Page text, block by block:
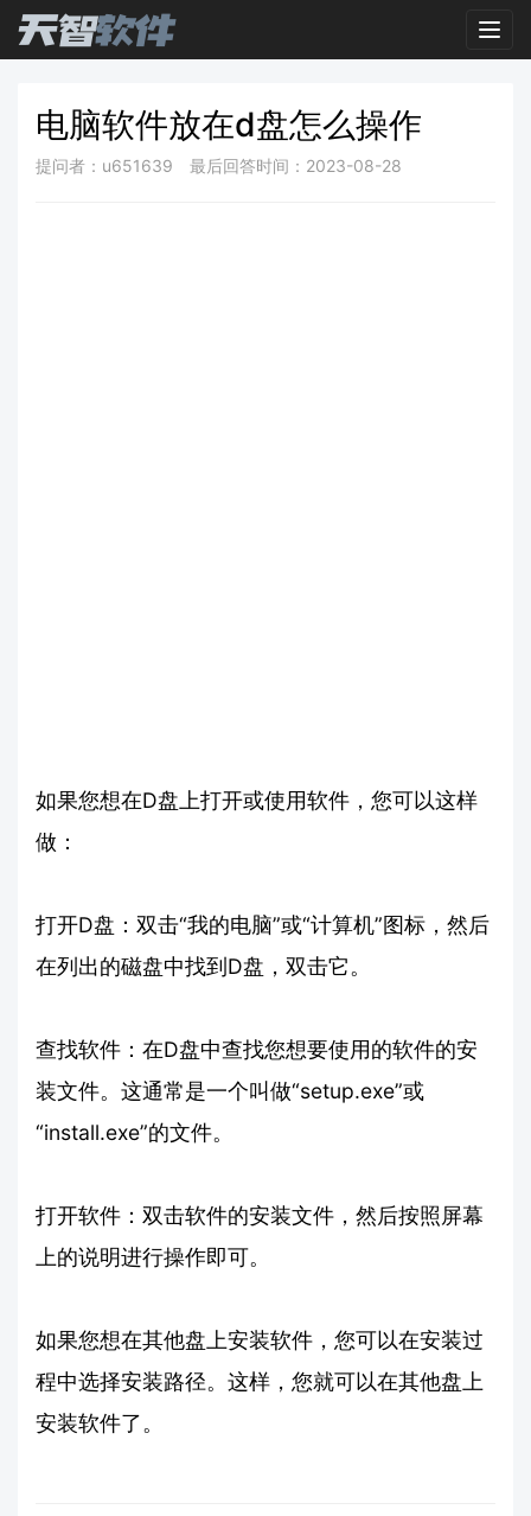
电脑软件放在d盘怎么操作
提问者：u651639 最后回答时间：2023-08-28
如果您想在D盘上打开或使用软件，您可以这样
做：
打开D盘：双击“我的电脑”或“计算机”图标，然后
在列出的磁盘中找到D盘，双击它。
查找软件：在D盘中查找您想要使用的软件的安
装文件。这通常是一个叫做“setup.exe”或
“install.exe”的文件。
打开软件：双击软件的安装文件，然后按照屏幕
上的说明进行操作即可。
如果您想在其他盘上安装软件，您可以在安装过
程中选择安装路径。这样，您就可以在其他盘上
安装软件了。